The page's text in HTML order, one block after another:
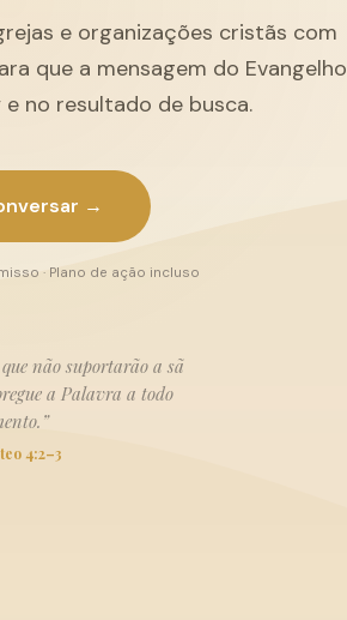
e organizações cristãs com
que a mensagem do Evangelho
no resultado de busca.
→
· Plano de ação incluso
não suportarão a sã
a Palavra a todo
4:2–3